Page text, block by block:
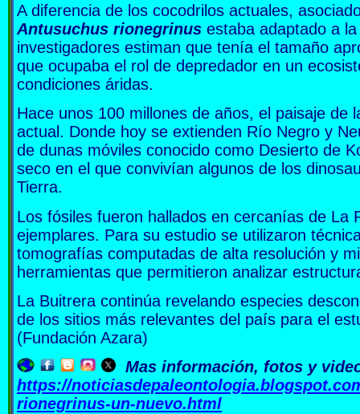
A diferencia de los cocodrilos actuales,
Antusuchus rionegrinus estaba adaptado a
investigadores estiman que tenía el tamaño
que ocupaba el rol de depredador en un
condiciones áridas.
Hace unos 100 millones de años, el paisaje de
actual. Donde hoy se extienden Río Negro y
de dunas móviles conocido como Desierto de
seco en el que convivían algunos de los
Tierra.
Los fósiles fueron hallados en cercanías de La
ejemplares. Para su estudio se utilizaron
tomografías computadas de alta resolución y
herramientas que permitieron analizar
La Buitrera continúa revelando especies
de los sitios más relevantes del país para el
(Fundación Azara)
Mas información, fotos y
https://
rionegrinus-un-nuevo.html